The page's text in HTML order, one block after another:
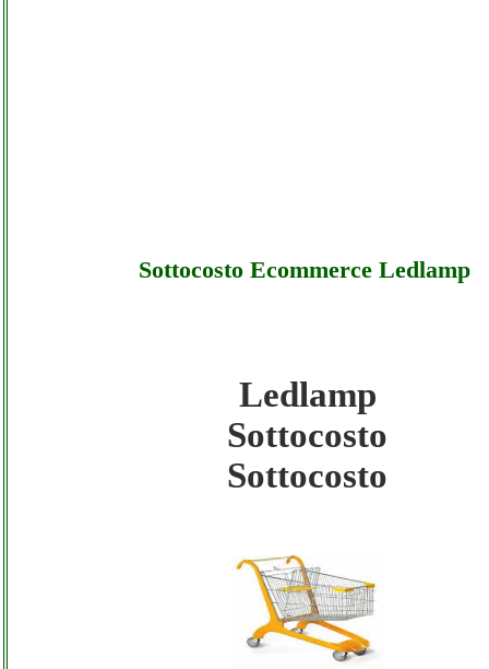
Sottocosto Ecommerce Ledlamp
Ledlamp - Sottocosto Ecommerce Ledlamp
Ledlamp - Sottocosto Ecommerce Ledlamp
Ledlamp
Sottocosto
Sottocosto